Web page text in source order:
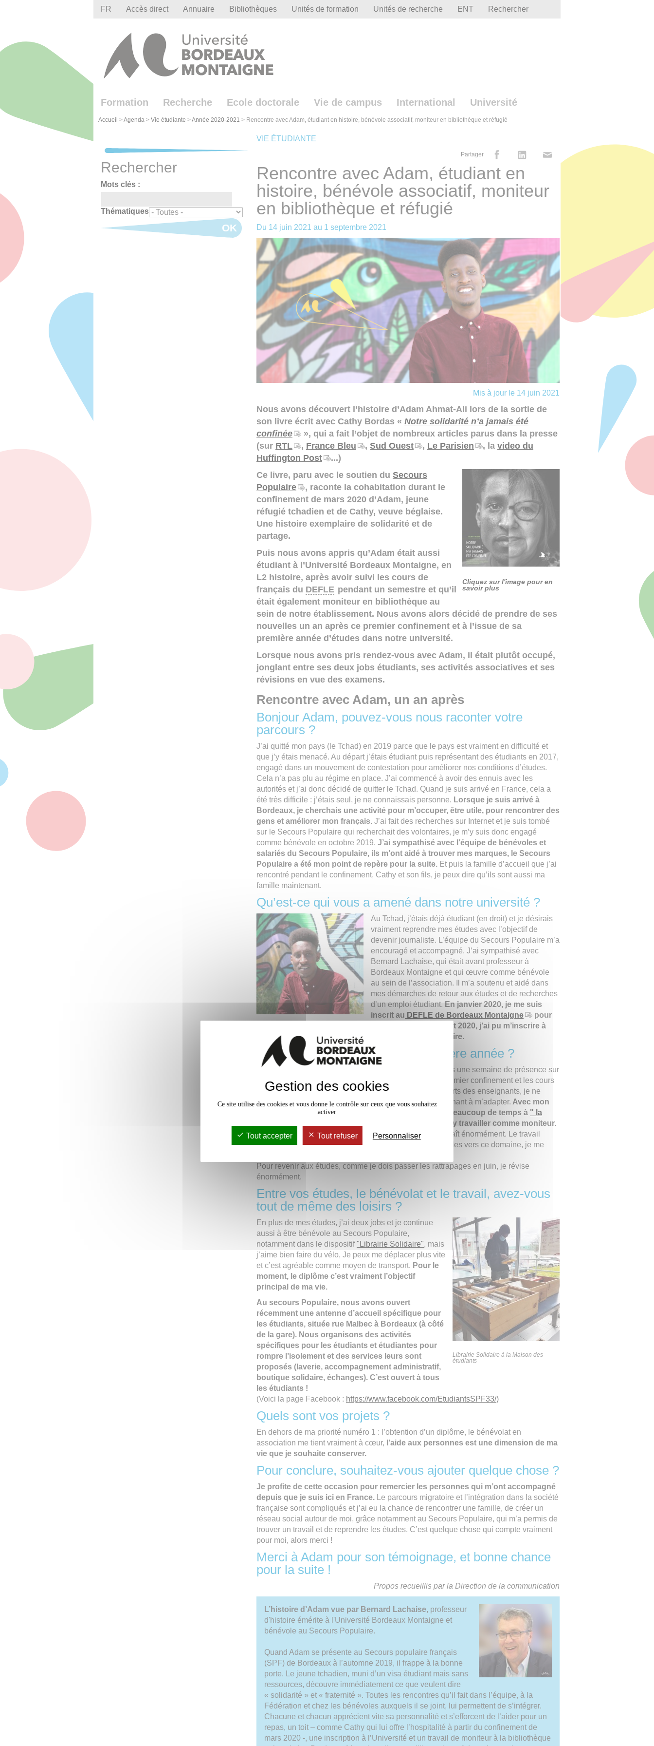
FR Accès direct Annuaire Bibliothèques Unités de formation Unités de recherche ENT Rechercher
Formation Recherche Ecole doctorale Vie de campus International Université
Accueil >Agenda > Vie étudiante >Année 2020-2021 > Rencontre avec Adam, étudiant en histoire, bénévole associatif, moniteur en bibliothèque et réfugié
VIE ÉTUDIANTE
Partager
Rencontre avec Adam, étudiant en
histoire, bénévole associatif, moniteur
en bibliothèque et réfugié
Du 14 juin 2021 au 1 septembre 2021
Mis à jour le 14 juin 2021
Nous avons découvert l’histoire d’Adam Ahmat-Ali lors de la sortie de
son livre écrit avec Cathy Bordas « Notre solidarité n’a jamais été
confinée
», qui a fait l’objet de nombreux articles parus dans la presse
(sur RTL , France Bleu , Sud Ouest , Le Parisien , la video du
Huffington Post
...)
Cliquez sur l'image pour en
savoir plus
Ce livre, paru avec le soutien du Secours
Populaire
, raconte la cohabitation durant le
confinement de mars 2020 d’Adam, jeune
réfugié tchadien et de Cathy, veuve béglaise.
Une histoire exemplaire de solidarité et de
partage.
Puis nous avons appris qu’Adam était aussi
étudiant à l’Université Bordeaux Montaigne, en
L2 histoire, après avoir suivi les cours de
français du DEFLE pendant un semestre et qu’il
était également moniteur en bibliothèque au
sein de notre établissement. Nous avons alors décidé de prendre de ses
nouvelles un an après ce premier confinement et à l’issue de sa
première année d’études dans notre université.
Lorsque nous avons pris rendez-vous avec Adam, il était plutôt occupé,
jonglant entre ses deux jobs étudiants, ses activités associatives et ses
révisions en vue des examens.
Rencontre avec Adam, un an après
Bonjour Adam, pouvez-vous nous raconter votre
parcours ?
J’ai quitté mon pays (le Tchad) en 2019 parce que le pays est vraiment en difficulté et
que j’y étais menacé. Au départ j’étais étudiant puis représentant des étudiants en 2017,
engagé dans un mouvement de contestation pour améliorer nos conditions d’études.
Cela n’a pas plu au régime en place. J’ai commencé à avoir des ennuis avec les
autorités et j’ai donc décidé de quitter le Tchad. Quand je suis arrivé en France, cela a
été très difficile : j’étais seul, je ne connaissais personne. Lorsque je suis arrivé à
Bordeaux, je cherchais une activité pour m’occuper, être utile, pour rencontrer des
gens et améliorer mon français. J’ai fait des recherches sur Internet et je suis tombé
sur le Secours Populaire qui recherchait des volontaires, je m’y suis donc engagé
comme bénévole en octobre 2019. J’ai sympathisé avec l’équipe de bénévoles et
salariés du Secours Populaire, ils m’ont aidé à trouver mes marques, le Secours
Populaire a été mon point de repère pour la suite.Et puis la famille d’accueil que j’ai
rencontré pendant le confinement, Cathy et son fils, je peux dire qu’ils sont aussi ma
famille maintenant.
Qu’est-ce qui vous a amené dans notre université ?
Au Tchad, j’étais déjà étudiant (en droit) et je désirais
vraiment reprendre mes études avec l’objectif de
devenir journaliste. L’équipe du Secours Populaire m’a
encouragé et accompagné. J’ai sympathisé avec
Bernard Lachaise, qui était avant professeur à
Bordeaux Montaigne et qui œuvre comme bénévole
au sein de l’association. Il m’a soutenu et aidé dans
mes démarches de retour aux études et de recherches
d’un emploi étudiant. En janvier 2020, je me suis
inscrit au DEFLE de Bordeaux Montaigne
pour
améliorer mon français en cours du soir. Puis en juillet 2020, j’ai pu m’inscrire à
Bordeaux Montaigne pour étudier dans la filière Histoire.
Comment s’est passée cette première année ?
À la rentrée tout s’est bien passé, l’organisation des cours une semaine de présence sur
deux m’a permis de rencontrer des amis. Puis avec le premier confinement et les cours
à distance, cela a été un peu plus difficile, malgré les efforts des enseignants, je ne
comprenais pas toujours, même si je suis habitué maintenant à m’adapter. Avec mon
emploi à la bibliothèque, on peut dire que j’ ai passé beaucoup de temps à " la
: soit pour y suivre mes cours, soit pour y travailler comme moniteur.
D’ailleurs, j’ai découvert ce nouveau métier et cela me plaît énormément. Le travail
d’équipe est très motivant. J’envisage d’orienter mes études vers ce domaine, je me
Pour revenir aux études, comme je dois passer les rattrapages en juin, je révise
énormément.
Entre vos études, le bénévolat et le travail, avez-vous
tout de même des loisirs ?
Librairie Solidaire à la Maison des
étudiants
En plus de mes études, j’ai deux jobs et je continue
aussi à être bénévole au Secours Populaire,
notamment dans le dispositif"Librairie Solidaire", mais
j’aime bien faire du vélo, Je peux me déplacer plus vite
et c’est agréable comme moyen de transport. Pour le
moment, le diplôme c’est vraiment l’objectif
principal de ma vie.
Au secours Populaire, nous avons ouvert
récemment une antenne d’accueil spécifique pour
les étudiants, située rue Malbec à Bordeaux (à côté
de la gare). Nous organisons des activités
spécifiques pour les étudiants et étudiantes pour
rompre l’isolement et des services leurs sont
proposés (laverie, accompagnement administratif,
boutique solidaire, échanges). C’est ouvert à tous
les étudiants !
(Voici la page Facebook : https://www.facebook.com/EtudiantsSPF33/)
Quels sont vos projets ?
En dehors de ma priorité numéro 1 : l’obtention d’un diplôme, le bénévolat en
association me tient vraiment à cœur, l’aide aux personnes est une dimension de ma
vie que je souhaite conserver.
Pour conclure, souhaitez-vous ajouter quelque chose ?
Je profite de cette occasion pour remercier les personnes qui m’ont accompagné
depuis que je suis ici en France.Le parcours migratoire et l’intégration dans la société
française sont compliqués et j’ai eu la chance de rencontrer une famille, de créer un
réseau social autour de moi, grâce notamment au Secours Populaire, qui m’a permis de
trouver un travail et de reprendre les études. C’est quelque chose qui compte vraiment
pour moi, alors merci !
Merci à Adam pour son témoignage, et bonne chance
pour la suite !
Propos recueillis par la Direction de la communication
L’histoire d’Adam vue par Bernard Lachaise, professeur
d'histoire émérite à l'Université Bordeaux Montaigne et
bénévole au Secours Populaire.
Quand Adam se présente au Secours populaire français
(SPF) de Bordeaux à l’automne 2019, il frappe à la bonne
porte. Le jeune tchadien, muni d’un visa étudiant mais sans
ressources, découvre immédiatement ce que veulent dire
« solidarité » et « fraternité ». Toutes les rencontres qu’il fait dans l’équipe, à la
Fédération et chez les bénévoles auxquels il se joint, lui permettent de s’intégrer.
Chacune et chacun apprécient vite sa personnalité et s’efforcent de l’aider pour un
repas, un toit – comme Cathy qui lui offre l’hospitalité à partir du confinement de
mars 2020 -, une inscription à l’Université et un travail de moniteur à la bibliothèque
Rechercher
Mots clés :
Thématiques
OK
Gestion des cookies
Ce site utilise des cookies et vous donne le contrôle sur ceux que vous souhaitez
activer
Tout accepter Tout refuser Personnaliser